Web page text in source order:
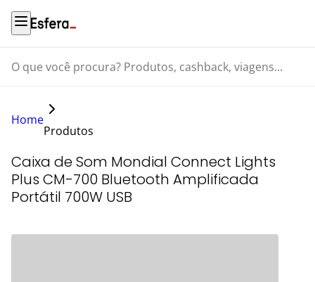
O que você procura? Produtos, cashback, viagens...
Home
Produtos
Caixa de Som Mondial Connect Lights
Plus CM-700 Bluetooth Amplificada
Portátil 700W USB